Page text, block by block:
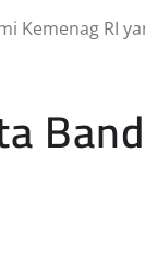
Kemenag RI